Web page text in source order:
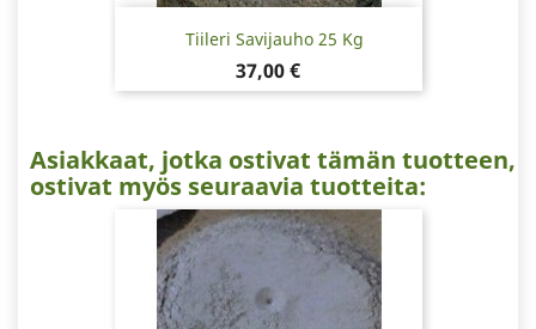
Tiileri Savijauho 25 Kg
Hinta
37,00 €
Asiakkaat, jotka ostivat tämän tuotteen,
ostivat myös seuraavia tuotteita: